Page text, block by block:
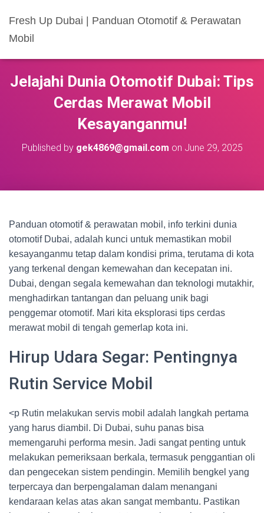
Fresh Up Dubai | Panduan Otomotif & Perawatan
Mobil
Jelajahi Dunia Otomotif Dubai: Tips
Cerdas Merawat Mobil
Kesayanganmu!
Published by gek4869@gmail.com on June 29, 2025
Panduan otomotif & perawatan mobil, info terkini dunia
otomotif Dubai, adalah kunci untuk memastikan mobil
kesayanganmu tetap dalam kondisi prima, terutama di kota
yang terkenal dengan kemewahan dan kecepatan ini.
Dubai, dengan segala kemewahan dan teknologi mutakhir,
menghadirkan tantangan dan peluang unik bagi
penggemar otomotif. Mari kita eksplorasi tips cerdas
merawat mobil di tengah gemerlap kota ini.
Hirup Udara Segar: Pentingnya
Rutin Service Mobil
<p Rutin melakukan servis mobil adalah langkah pertama
yang harus diambil. Di Dubai, suhu panas bisa
memengaruhi performa mesin. Jadi sangat penting untuk
melakukan pemeriksaan berkala, termasuk penggantian oli
dan pengecekan sistem pendingin. Memilih bengkel yang
terpercaya dan berpengalaman dalam menangani
kendaraan kelas atas akan sangat membantu. Pastikan